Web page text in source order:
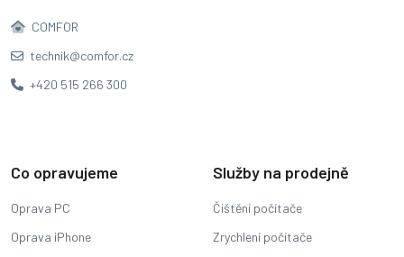
COMFOR
technik@comfor.cz
+420 515 266 300
Co opravujeme
Oprava PC
Oprava iPhone
Služby na prodejně
Čištění počítače
Zrychlení počítače